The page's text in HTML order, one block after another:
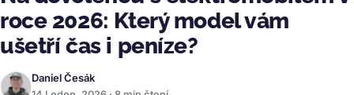
roce 2026: Který model vám
ušetří čas i peníze?
Daniel Česák